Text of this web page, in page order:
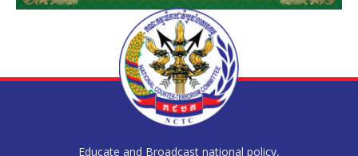
Educate and Broadcast national policy,